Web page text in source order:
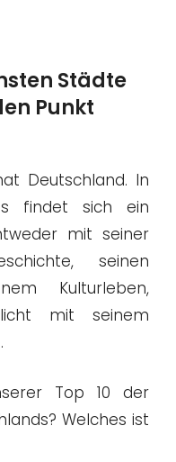
Städte
Punkt
Deutschland. In
findet sich ein
mit seiner
seinen
Kulturleben,
mit seinem
Top 10 der
Welches ist